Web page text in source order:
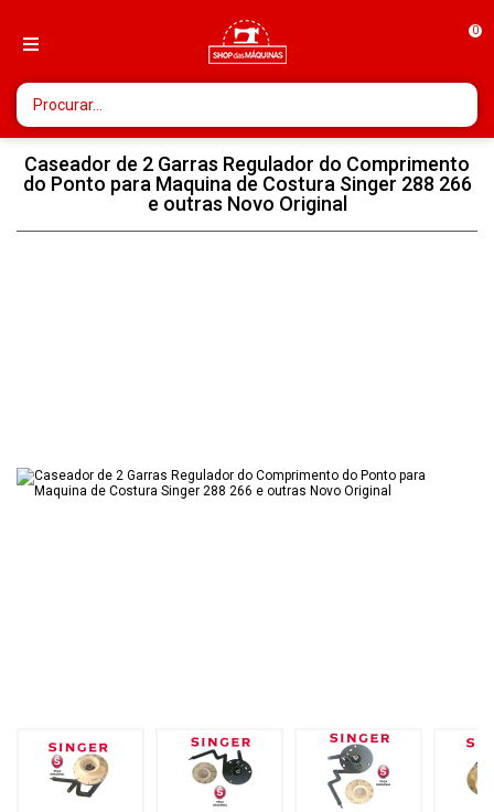
0
Caseador de 2 Garras Regulador do Comprimento
do Ponto para Maquina de Costura Singer 288 266
e outras Novo Original